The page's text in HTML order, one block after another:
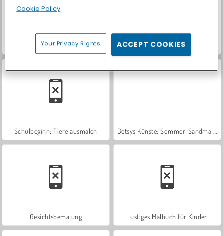
Malbuch: Krokodil Coloring Book: Shopkins
Schulbeginn: Tiere ausmalen
Gesichtsbemalung Lustiges Malbuch für Kinder
Cookie Policy
Your Privacy Rights ACCEPT COOKIES